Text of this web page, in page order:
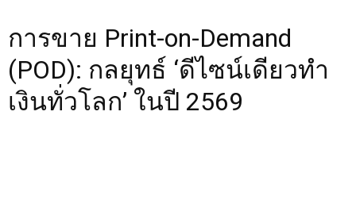
การขาย Print-on-Demand
(POD): กลยุทธ์ ‘ดีไซน์เดียวทำ
เงินทั่วโลก’ ในปี 2569